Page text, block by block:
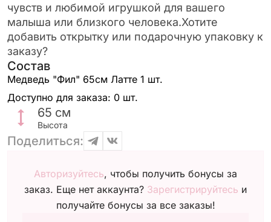
чувств и любимой игрушкой для вашего
малыша или близкого человека.Хотите
добавить открытку или подарочную упаковку к
заказу?
Состав
Медведь "Фил" 65см Латте 1 шт.
Доступно для заказа: 0 шт.
65 см
Высота
Поделиться:
Авторизуйтесь, чтобы получить бонусы за
заказ. Еще нет аккаунта? Зарегистрируйтесь и
получайте бонусы за все заказы!